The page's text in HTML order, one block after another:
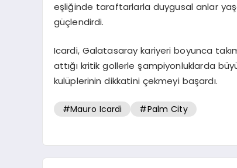
eşliğinde taraftarlarla duygusal anlar
güçlendirdi.
Icardi, Galatasaray kariyeri boyunca
attığı kritik gollerle şampiyonluklarda
kulüplerinin dikkatini çekmeyi başardı.
#Mauro Icardi #Palm City